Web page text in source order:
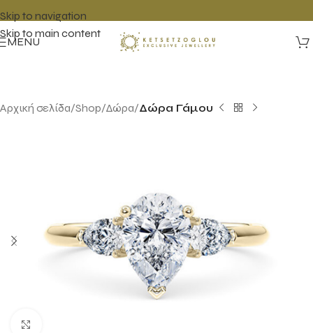
Skip to navigation
Skip to main content
MENU
Αρχική σελίδα Shop Δώρα Δώρα Γάμου